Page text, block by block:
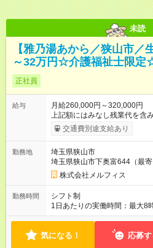
未読
【雅乃湯あから／狭山市／
～32万円☆介護福祉士限
正社員
給与
月給260,000円～320,000円
上記額にはみなし残業代を含
ます。 みなし残業代 40,000
間 25時間／月 ※経験考慮致します。 賞与年2回
交通費別途支給あり
勤務地
埼玉県狭山市
埼玉県狭山市下奥富644（最寄
株式会社メルフィス
勤務時間
シフト制
1日あたりの実働時間：最大8時間/
間 ＊残業ほぼなし
気になる！ 応募す